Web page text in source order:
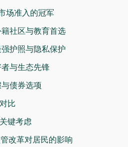
场准入的冠军
社区与教育首选
护照与隐私保护
与生态先锋
债券选项
比
键考虑
改革对居民的影响